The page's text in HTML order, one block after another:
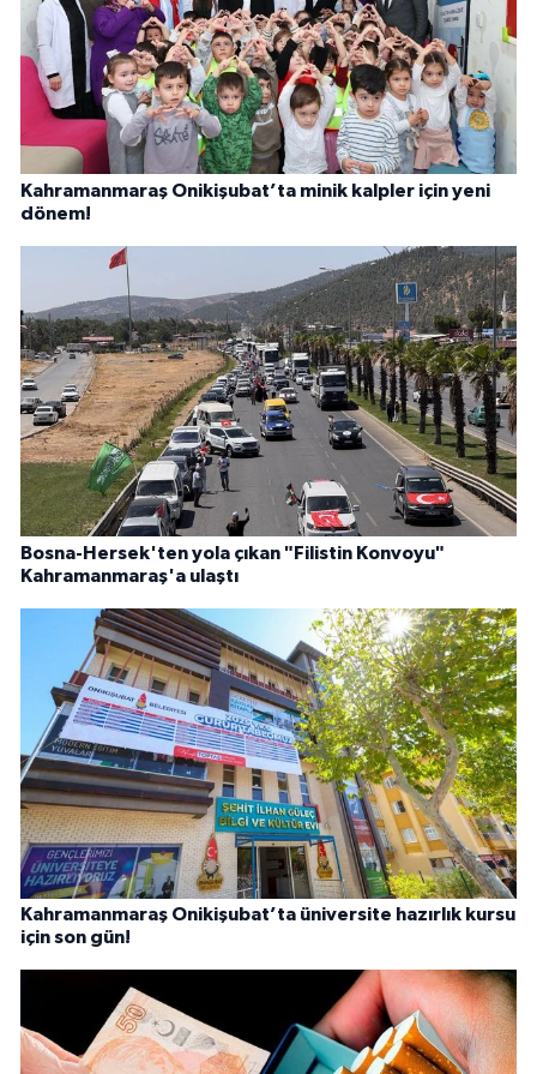
Kahramanmaraş Onikişubat’ta minik kalpler için yeni
dönem!
Bosna-Hersek'ten yola çıkan "Filistin Konvoyu"
Kahramanmaraş'a ulaştı
Kahramanmaraş Onikişubat’ta üniversite hazırlık kursu
için son gün!